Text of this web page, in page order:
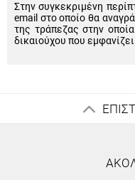
Στην συγκεκριμένη
email στο οποίο θα
της τράπεζας στην
δικαιούχου που